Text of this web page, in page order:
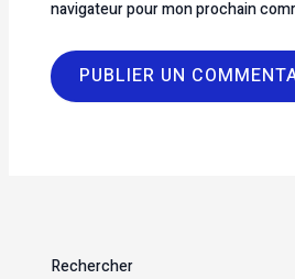
navigateur pour mon prochain
Rechercher